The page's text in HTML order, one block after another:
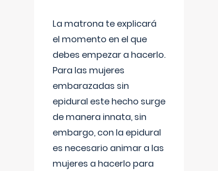
La matrona te explicará
el momento en el que
debes empezar a hacerlo.
Para las mujeres
embarazadas sin
epidural este hecho surge
de manera innata, sin
embargo, con la epidural
es necesario animar a las
mujeres a hacerlo para